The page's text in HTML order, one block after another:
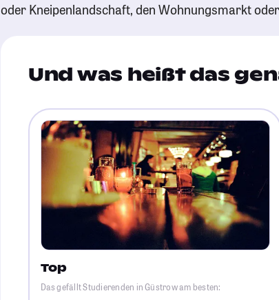
oder Kneipenlandschaft, den Wohnungsmarkt
Und was heißt das
Top
Das gefällt Studierenden in Güstrow am besten: